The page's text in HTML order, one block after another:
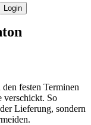
den festen Terminen
verschickt. So
Lieferung, sondern